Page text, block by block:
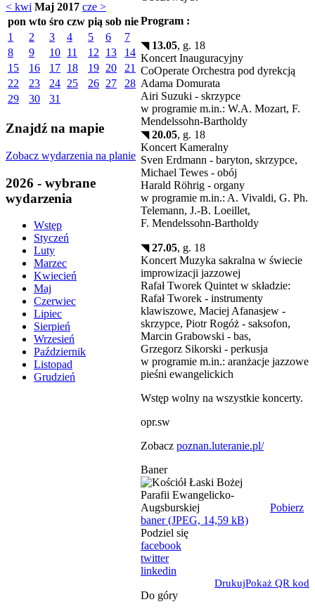
< kwi Maj 2017 cze >
pon wto śro czw pią sob nie
1
2 3 4 5 6
7
8
9 10 11 12 13
14
15
16 17 18 19 20
21
22
23 24 25 26 27
28
29
30 31
Znajdź na mapie
Zobacz wydarzenia na planie
2026 - wybrane
wydarzenia
Wstęp
Styczeń
Luty
Marzec
Kwiecień
Maj
Czerwiec
Lipiec
Sierpień
Wrzesień
Październik
Listopad
Grudzień
Program :
◥ 13.05, g. 18
Koncert Inauguracyjny
CoOperate Orchestra pod dyrekcją
Adama Domurata
Airi Suzuki - skrzypce
w programie m.in.: W.A. Mozart, F.
Mendelssohn-Bartholdy
◥20.05, g. 18
Koncert Kameralny
Sven Erdmann - baryton, skrzypce,
Michael Tewes - obój
Harald Röhrig - organy
w programie m.in.: A. Vivaldi, G. Ph.
Telemann, J.-B. Loeillet,
F. Mendelssohn-Bartholdy
◥27.05, g. 18
Koncert Muzyka sakralna w świecie
improwizacji jazzowej
Rafał Tworek Quintet w składzie:
Rafał Tworek - instrumenty
klawiszowe, Maciej Afanasjew -
skrzypce, Piotr Rogóż - saksofon,
Marcin Grabowski - bas,
Grzegorz Sikorski - perkusja
w programie m.in.: aranżacje jazzowe
pieśni ewangelickich
Wstęp wolny na wszystkie koncerty.
opr.sw
Zobacz poznan.luteranie.pl/
Baner
Pobierz
baner (JPEG, 14,59 kB)
Podziel się
facebook
twitter
linkedin
DrukujPokaż QR kod
Do góry